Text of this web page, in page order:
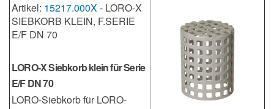
Artikel: 15217.000X- LORO-X
SIEBKORB KLEIN, F.SERIE
E/F DN 70
LORO-X Siebkorb klein für Serie
E/F DN 70
LORO-Siebkorb für LORO-